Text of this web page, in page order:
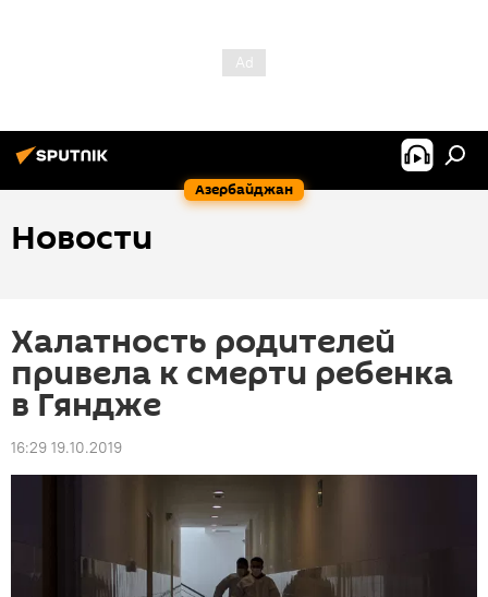
Азербайджан
Новости
Халатность родителей
привела к смерти ребенка
в Гяндже
16:29 19.10.2019